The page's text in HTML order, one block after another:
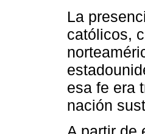
La
católicos,
esa fe era
nación